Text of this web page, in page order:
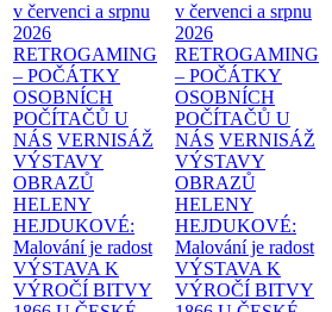
v červenci a srpnu
2026
RETROGAMING
– POČÁTKY
OSOBNÍCH
POČÍTAČŮ U
NÁS VERNISÁŽ
VÝSTAVY
OBRAZŮ
HELENY
HEJDUKOVÉ:
Malování je radost
VÝSTAVA K
VÝROČÍ BITVY
v červenci a srpnu
2026
RETROGAMING
– POČÁTKY
OSOBNÍCH
POČÍTAČŮ U
NÁS VERNISÁŽ
VÝSTAVY
OBRAZŮ
HELENY
HEJDUKOVÉ:
Malování je radost
VÝSTAVA K
VÝROČÍ BITVY